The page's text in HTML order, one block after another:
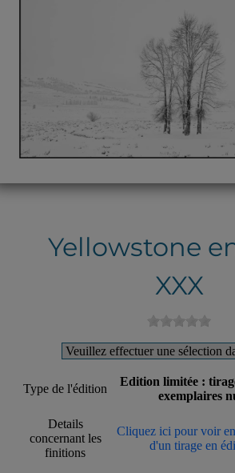
Yellowstone
XXX
Type de l'édition
Edition limitée :
exemplaires
Details
concernant les
finitions
Cliquez ici pour voir
d'un tirage en